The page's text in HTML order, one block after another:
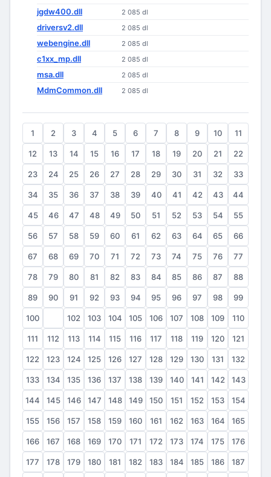
jgdw400.dll 2 085 dl
driversv2.dll 2 085 dl
webengine.dll 2 085 dl
c1xx_mp.dll 2 085 dl
msa.dll 2 085 dl
MdmCommon.dll 2 085 dl
1 2 3 4 5 6 7 8 9 10 11
12 13 14 15 16 17 18 19 20 21 22
23 24 25 26 27 28 29 30 31 32 33
34 35 36 37 38 39 40 41 42 43 44
45 46 47 48 49 50 51 52 53 54 55
56 57 58 59 60 61 62 63 64 65 66
67 68 69 70 71 72 73 74 75 76 77
78 79 80 81 82 83 84 85 86 87 88
89 90 91 92 93 94 95 96 97 98 99
100 102 103 104 105 106 107 108 109 110
111 112 113 114 115 116 117 118 119 120 121
122 123 124 125 126 127 128 129 130 131 132
133 134 135 136 137 138 139 140 141 142 143
144 145 146 147 148 149 150 151 152 153 154
155 156 157 158 159 160 161 162 163 164 165
166 167 168 169 170 171 172 173 174 175 176
177 178 179 180 181 182 183 184 185 186 187